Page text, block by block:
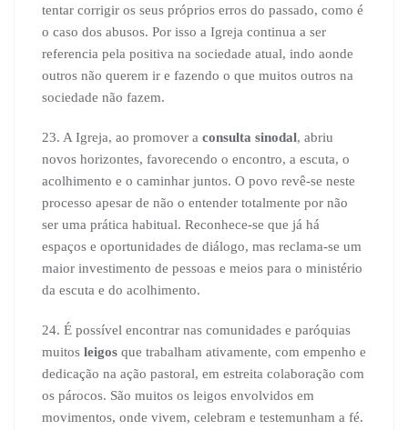
tentar corrigir os seus próprios erros do passado, como é
o caso dos abusos. Por isso a Igreja continua a ser
referencia pela positiva na sociedade atual, indo aonde
outros não querem ir e fazendo o que muitos outros na
sociedade não fazem.
23. A Igreja, ao promover a consulta sinodal, abriu
novos horizontes, favorecendo o encontro, a escuta, o
acolhimento e o caminhar juntos. O povo revê-se neste
processo apesar de não o entender totalmente por não
ser uma prática habitual. Reconhece-se que já há
espaços e oportunidades de diálogo, mas reclama-se um
maior investimento de pessoas e meios para o ministério
da escuta e do acolhimento.
24. É possível encontrar nas comunidades e paróquias
muitos leigos que trabalham ativamente, com empenho e
dedicação na ação pastoral, em estreita colaboração com
os párocos. São muitos os leigos envolvidos em
movimentos, onde vivem, celebram e testemunham a fé.